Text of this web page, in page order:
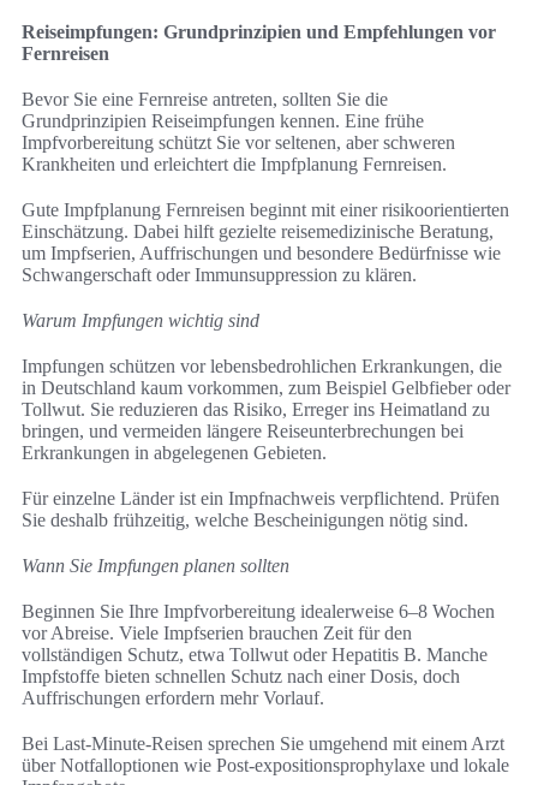
Reiseimpfungen: Grundprinzipien und Empfehlungen vor
Fernreisen
Bevor Sie eine Fernreise antreten, sollten Sie die
Grundprinzipien Reiseimpfungen kennen. Eine frühe
Impfvorbereitung schützt Sie vor seltenen, aber schweren
Krankheiten und erleichtert die Impfplanung Fernreisen.
Gute Impfplanung Fernreisen beginnt mit einer risikoorientierten
Einschätzung. Dabei hilft gezielte reisemedizinische Beratung,
um Impfserien, Auffrischungen und besondere Bedürfnisse wie
Schwangerschaft oder Immunsuppression zu klären.
Warum Impfungen wichtig sind
Impfungen schützen vor lebensbedrohlichen Erkrankungen, die
in Deutschland kaum vorkommen, zum Beispiel Gelbfieber oder
Tollwut. Sie reduzieren das Risiko, Erreger ins Heimatland zu
bringen, und vermeiden längere Reiseunterbrechungen bei
Erkrankungen in abgelegenen Gebieten.
Für einzelne Länder ist ein Impfnachweis verpflichtend. Prüfen
Sie deshalb frühzeitig, welche Bescheinigungen nötig sind.
Wann Sie Impfungen planen sollten
Beginnen Sie Ihre Impfvorbereitung idealerweise 6–8 Wochen
vor Abreise. Viele Impfserien brauchen Zeit für den
vollständigen Schutz, etwa Tollwut oder Hepatitis B. Manche
Impfstoffe bieten schnellen Schutz nach einer Dosis, doch
Auffrischungen erfordern mehr Vorlauf.
Bei Last‑Minute‑Reisen sprechen Sie umgehend mit einem Arzt
über Notfalloptionen wie Post‑expositionsprophylaxe und lokale